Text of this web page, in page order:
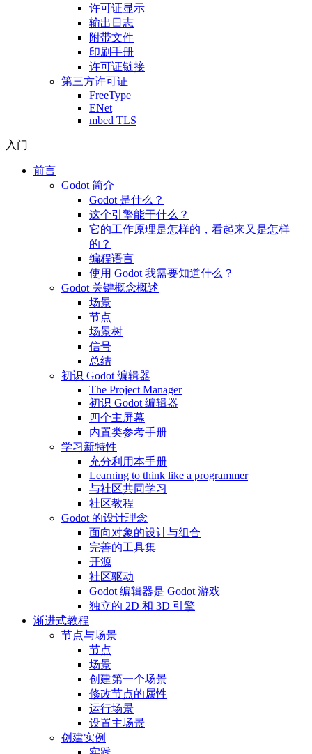
许可证显示
输出日志
附带文件
印刷手册
许可证链接
第三方许可证
FreeType
ENet
mbed TLS
入门
前言
Godot 简介
Godot 是什么？
这个引擎能干什么？
它的工作原理是怎样的，看起来又是怎样
的？
编程语言
使用 Godot 我需要知道什么？
Godot 关键概念概述
场景
节点
场景树
信号
总结
初识 Godot 编辑器
The Project Manager
初识 Godot 编辑器
四个主屏幕
内置类参考手册
学习新特性
充分利用本手册
Learning to think like a programmer
与社区共同学习
社区教程
Godot 的设计理念
面向对象的设计与组合
完善的工具集
开源
社区驱动
Godot 编辑器是 Godot 游戏
独立的 2D 和 3D 引擎
渐进式教程
节点与场景
节点
场景
创建第一个场景
修改节点的属性
运行场景
设置主场景
创建实例